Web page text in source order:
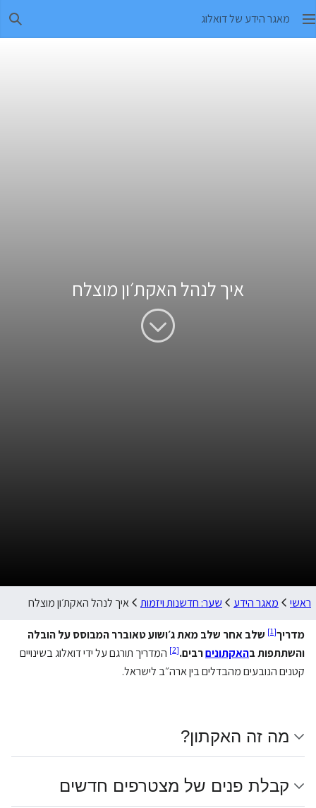
מאגר הידע של דואלוג
איך לנהל האקת׳ון מוצלח
ראשי מאגר הידע שער: חדשנות ויזמות איך לנהל האקת׳ון מוצלח
מדריך[
1
] שלב אחר שלב מאת ג׳ושוע טאוברר המבוסס על הובלה
והשתתפות בהאקתוניםרבים.[
2
] המדריך תורגם על ידי דואלוג בשינויים
קטנים הנובעים מהבדלים בין ארה״ב לישראל.
מה זה האקתון?
קבלת פנים של מצטרפים חדשים